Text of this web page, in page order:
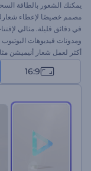
يمكنك الشعور بالطاقة
مصمم خصيصًا لإعطاء
في دقائق قليلة. مثالي
ومدونات فيديوهات
أكثر لعمل شعار أنيميشن
16:9